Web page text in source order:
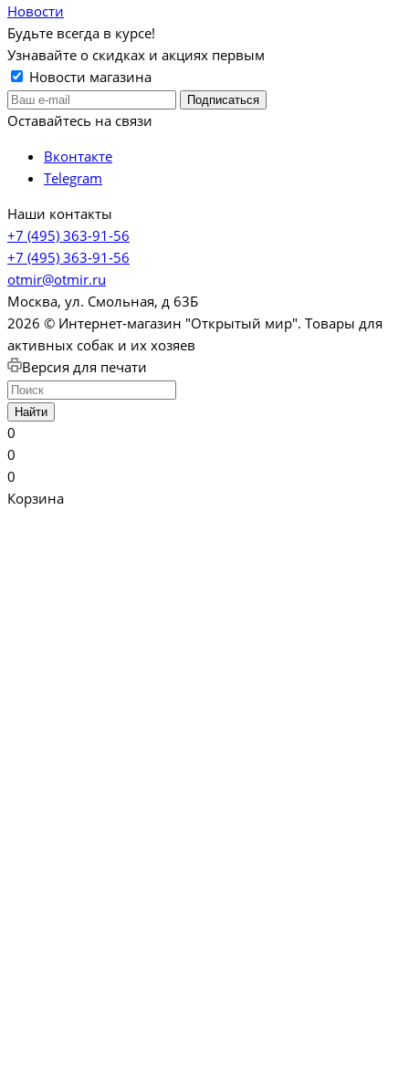
Новости
Будьте всегда в курсе!
Узнавайте о скидках и акциях первым
Новости магазина
Оставайтесь на связи
Вконтакте
Telegram
Наши контакты
+7 (495) 363-91-56
+7 (495) 363-91-56
otmir@otmir.ru
Москва, ул. Смольная, д 63Б
2026 © Интернет-магазин "Открытый мир". Товары для
активных собак и их хозяев
Версия для печати
Найти
0
0
0
Корзина